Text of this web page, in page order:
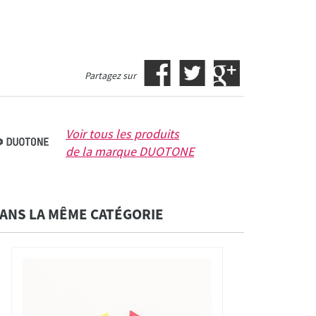
Partagez sur
Voir tous les produits
de la marqueDUOTONE
LA MÊME CATÉGORIE